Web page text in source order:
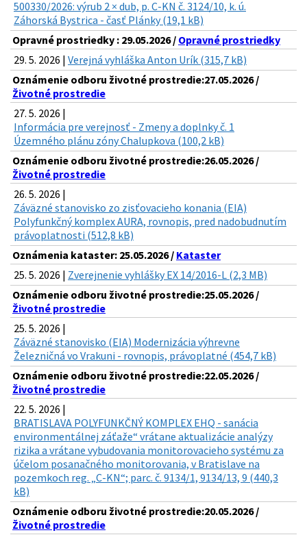
500330/2026: výrub 2 × dub, p. C-KN č. 3124/10, k. ú.
Záhorská Bystrica - časť Plánky (19,1 kB)
Opravné prostriedky : 29.05.2026 / Opravné prostriedky
29. 5. 2026 | Verejná vyhláška Anton Urík (315,7 kB)
Oznámenie odboru životné prostredie:27.05.2026 /
Životné prostredie
27. 5. 2026 |
Informácia pre verejnosť - Zmeny a doplnky č. 1
Územného plánu zóny Chalupkova (100,2 kB)
Oznámenie odboru životné prostredie:26.05.2026 /
Životné prostredie
26. 5. 2026 |
Záväzné stanovisko zo zisťovacieho konania (EIA)
Polyfunkčný komplex AURA, rovnopis, pred nadobudnutím
právoplatnosti (512,8 kB)
Oznámenia kataster: 25.05.2026 / Kataster
25. 5. 2026 | Zverejnenie vyhlášky EX 14/2016-L (2,3 MB)
Oznámenie odboru životné prostredie:25.05.2026 /
Životné prostredie
25. 5. 2026 |
Záväzné stanovisko (EIA) Modernizácia výhrevne
Železničná vo Vrakuni - rovnopis, právoplatné (454,7 kB)
Oznámenie odboru životné prostredie:22.05.2026 /
Životné prostredie
22. 5. 2026 |
BRATISLAVA POLYFUNKČNÝ KOMPLEX EHQ - sanácia
environmentálnej záťaže“ vrátane aktualizácie analýzy
rizika a vrátane vybudovania monitorovacieho systému za
účelom posanačného monitorovania, v Bratislave na
pozemkoch reg. „C-KN“; parc. č. 9134/1, 9134/13, 9 (440,3
kB)
Oznámenie odboru životné prostredie:20.05.2026 /
Životné prostredie